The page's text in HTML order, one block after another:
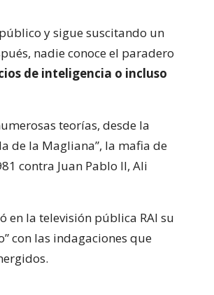
y sigue suscitando un
nadie conoce el paradero
de inteligencia o incluso
teorías, desde la
de la Magliana”, la mafia de
contra Juan Pablo II, Ali
en la televisión pública RAI su
con las indagaciones que